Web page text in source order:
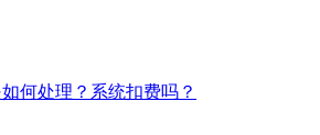
何处理？系统扣费吗？